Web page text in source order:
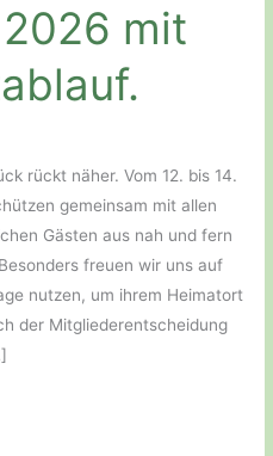
mit
rückt näher. Vom 12. bis 14.
gemeinsam mit allen
Gästen aus nah und fern
freuen wir uns auf
nutzen, um ihrem Heimatort
der Mitgliederentscheidung